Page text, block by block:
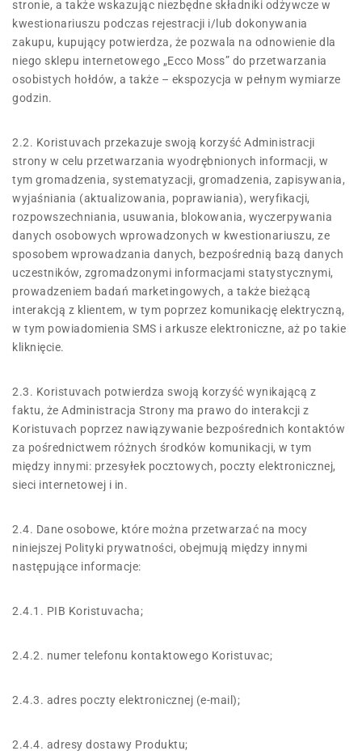
stronie, a także wskazując niezbędne składniki odżywcze w
kwestionariuszu podczas rejestracji i/lub dokonywania
zakupu, kupujący potwierdza, że ​​pozwala na odnowienie dla
niego sklepu internetowego „Ecco Moss” do przetwarzania
osobistych hołdów, a także – ekspozycja w pełnym wymiarze
godzin.
2.2. Koristuvach przekazuje swoją korzyść Administracji
strony w celu przetwarzania wyodrębnionych informacji, w
tym gromadzenia, systematyzacji, gromadzenia, zapisywania,
wyjaśniania (aktualizowania, poprawiania), weryfikacji,
rozpowszechniania, usuwania, blokowania, wyczerpywania
danych osobowych wprowadzonych w kwestionariuszu, ze
sposobem wprowadzania danych, bezpośrednią bazą danych
uczestników, zgromadzonymi informacjami statystycznymi,
prowadzeniem badań marketingowych, a także bieżącą
interakcją z klientem, w tym poprzez komunikację elektryczną,
w tym powiadomienia SMS i arkusze elektroniczne, aż po takie
kliknięcie.
2.3. Koristuvach potwierdza swoją korzyść wynikającą z
faktu, że Administracja Strony ma prawo do interakcji z
Koristuvach poprzez nawiązywanie bezpośrednich kontaktów
za pośrednictwem różnych środków komunikacji, w tym
między innymi: przesyłek pocztowych, poczty elektronicznej,
sieci internetowej i in.
2.4. Dane osobowe, które można przetwarzać na mocy
niniejszej Polityki prywatności, obejmują między innymi
następujące informacje:
2.4.1. PIB Koristuvacha;
2.4.2. numer telefonu kontaktowego Koristuvac;
2.4.3. adres poczty elektronicznej (e-mail);
2.4.4. adresy dostawy Produktu;